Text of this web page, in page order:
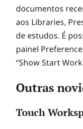
documentos
aos Libraries,
de estudos. É
painel
“Show Start
Outras
Touch